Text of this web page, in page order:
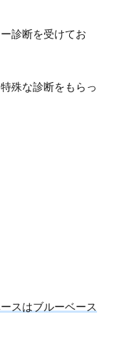
診断を受けてお
殊な診断をもらっ
スはブルーベース